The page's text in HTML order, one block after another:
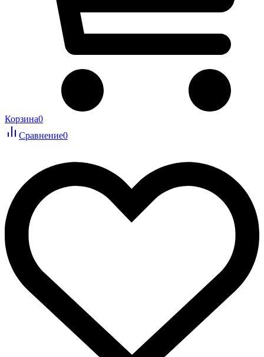
Корзина0
Сравнение0